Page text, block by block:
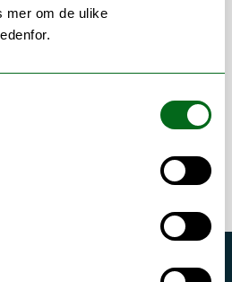
mer om de ulike